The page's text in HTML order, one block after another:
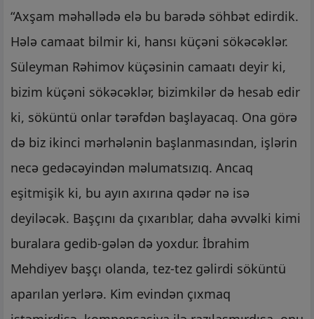
“Axşam məhəllədə elə bu barədə söhbət edirdik.
Hələ camaat bilmir ki, hansı küçəni sökəcəklər.
Süleyman Rəhimov küçəsinin camaatı deyir ki,
bizim küçəni sökəcəklər, bizimkilər də hesab edir
ki, söküntü onlar tərəfdən başlayacaq. Ona görə
də biz ikinci mərhələnin başlanmasından, işlərin
necə gedəcəyindən məlumatsızıq. Ancaq
eşitmişik ki, bu ayın axırına qədər nə isə
deyiləcək. Başçını da çıxarıblar, daha əvvəlki kimi
buralara gedib-gələn də yoxdur. İbrahim
Mehdiyev başçı olanda, tez-tez gəlirdi söküntü
aparılan yerlərə. Kim evindən çıxmaq